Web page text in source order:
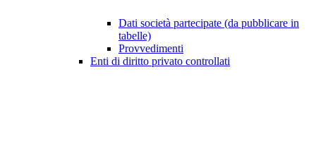
Dati società partecipate (da pubblicare in
tabelle)
Provvedimenti
Enti di diritto privato controllati